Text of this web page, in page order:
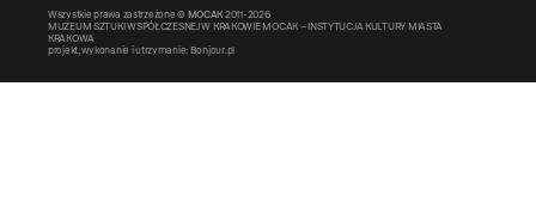
Wszystkie prawa zastrzeżone © MOCAK 2011-2026
MUZEUM SZTUKI WSPÓŁCZESNEJ W KRAKOWIE MOCAK – INSTYTUCJA KULTURY MIASTA
KRAKOWA
projekt, wykonanie i utrzymanie: Bonjour.pl